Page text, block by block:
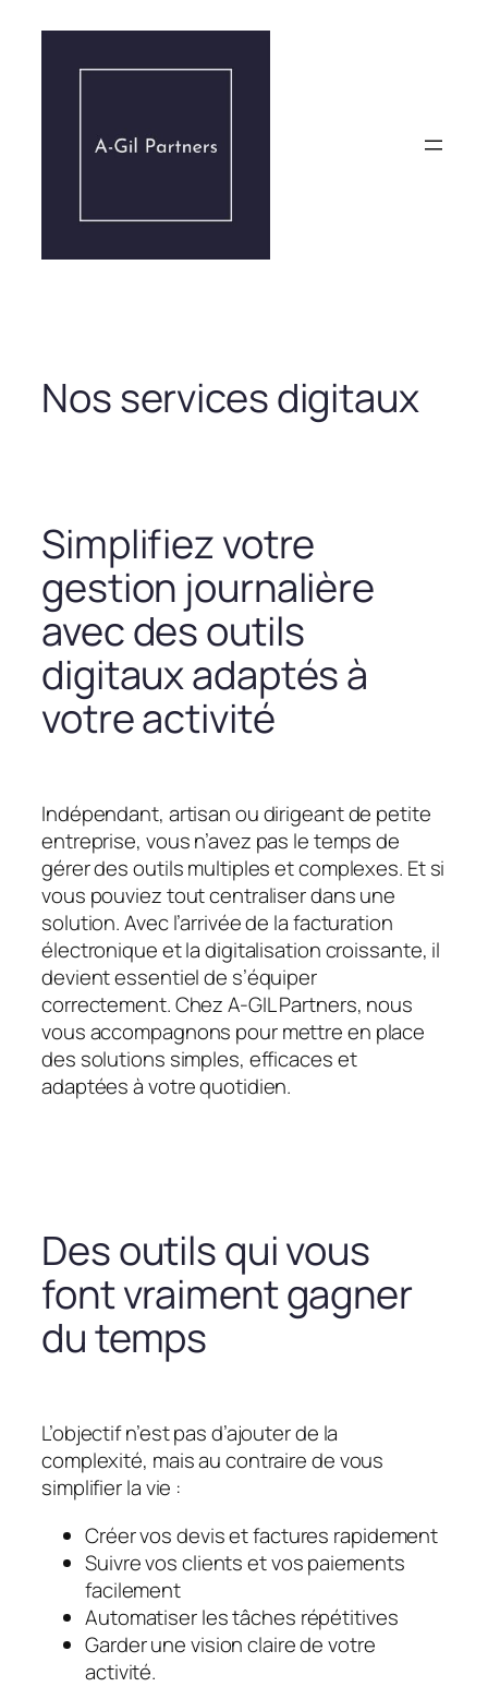
contenu
Nos services digitaux
Simplifiez votre
gestion journalière
avec des outils
digitaux adaptés à
votre activité
Indépendant, artisan ou dirigeant de petite
entreprise, vous n’avez pas le temps de
gérer des outils multiples et complexes. Et si
vous pouviez tout centraliser dans une
solution. Avec l’arrivée de la facturation
électronique et la digitalisation croissante, il
devient essentiel de s’équiper
correctement. Chez A-GIL Partners, nous
vous accompagnons pour mettre en place
des solutions simples, efficaces et
adaptées à votre quotidien.
Des outils qui vous
font vraiment gagner
du temps
L’objectif n’est pas d’ajouter de la
complexité, mais au contraire de vous
simplifier la vie :
Créer vos devis et factures rapidement
Suivre vos clients et vos paiements
facilement
Automatiser les tâches répétitives
Garder une vision claire de votre
activité.